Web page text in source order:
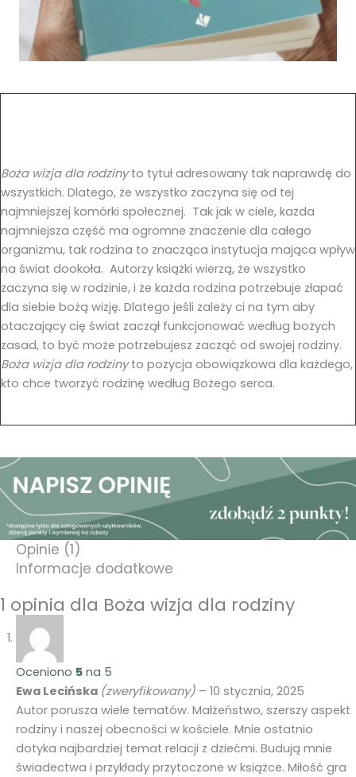
Boża wizja dla rodzinyto tytuł adresowany tak naprawdę do
wszystkich. Dlatego, że wszystko zaczyna się od tej
najmniejszej komórki społecznej. Tak jak w ciele, każda
najmniejsza część ma ogromne znaczenie dla całego
organizmu, tak rodzina to znacząca instytucja mająca wpływ
na świat dookoła. Autorzy książki wierzą, że wszystko
zaczyna się w rodzinie, i że każda rodzina potrzebuje złapać
dla siebie bożą wizję. Dlatego jeśli zależy ci na tym aby
otaczający cię świat zaczął funkcjonować według bożych
zasad, to być może potrzebujesz zacząć od swojej rodziny.
Boża wizja dla rodzinyto pozycja obowiązkowa dla każdego,
kto chce tworzyć rodzinę według Bożego serca.
Opinie (1)
Informacje dodatkowe
1 opinia dla Boża wizja dla rodziny
Oceniono 5 na 5
Ewa Lecińska (zweryfikowany) – 10 stycznia, 2025
Autor porusza wiele tematów. Małżeństwo, szerszy aspekt
rodziny i naszej obecności w kościele. Mnie ostatnio
dotyka najbardziej temat relacji z dziećmi. Budują mnie
świadectwa i przykłady przytoczone w książce. Miłość gra